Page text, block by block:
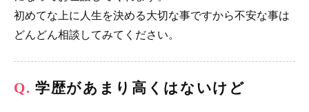
初めてな上に人生を決める大切な事ですから不安な事は
どんどん相談してみてください。
学歴があまり高くはないけど